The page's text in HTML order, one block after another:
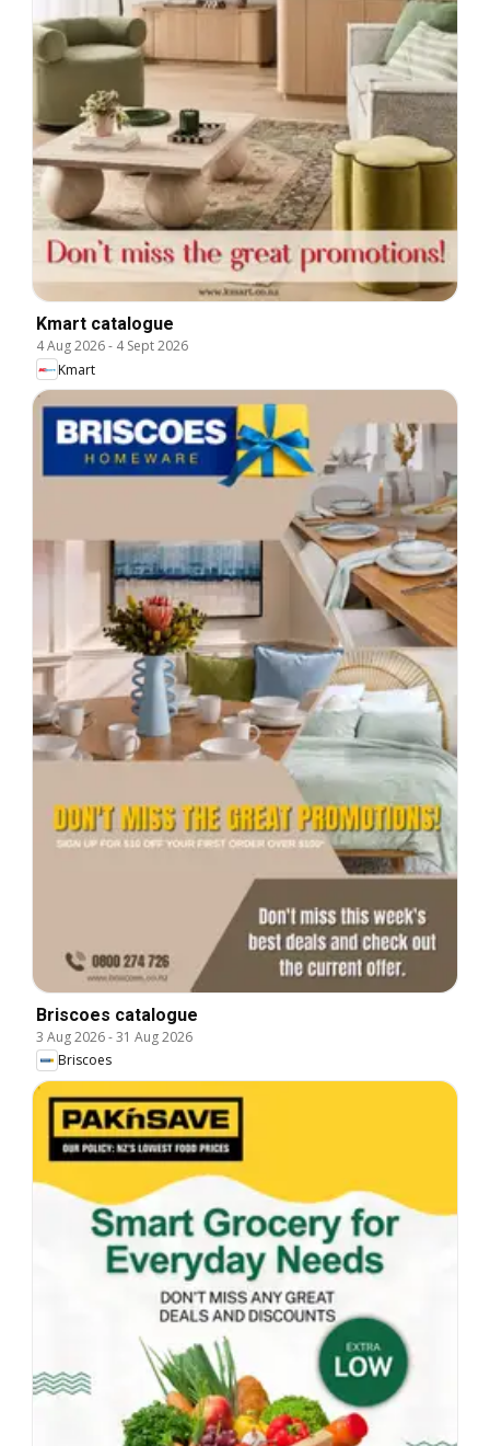
Kmart catalogue
4 Aug 2026- 4 Sept 2026
Kmart
Briscoes catalogue
3 Aug 2026-31 Aug 2026
Briscoes